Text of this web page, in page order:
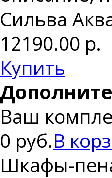
Сильва
12190.00 р.
Купить
Ваш
0 руб.В
Шкафы-